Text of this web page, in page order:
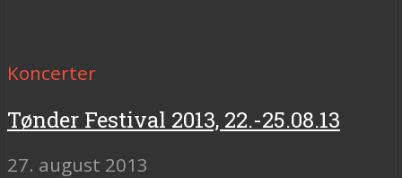
Koncerter
Tønder Festival 2013, 22.-25.08.13
27. august 2013